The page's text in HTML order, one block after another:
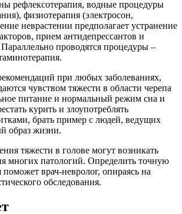
рефлексотерапия, водные процедуры
физиотерапия (электросон,
неврастении предполагает устранение
прием антидепрессантов и
проводятся процедуры –
при любых заболеваниях,
чувством тяжести в области черепа
питание и нормальный режим сна и
курить и злоупотреблять
брать пример с людей, ведущих
образ жизни.
тяжести в голове могут возникать
многих патологий. Определить точную
врач-невролог, опираясь на
обследования.